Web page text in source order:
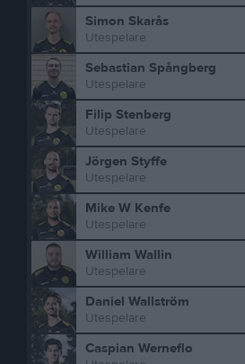
Simon Skarås
Utespelare
Sebastian Spångberg
Utespelare
Filip Stenberg
Utespelare
Jörgen Styffe
Utespelare
Mike W Kenfe
Utespelare
William Wallin
Utespelare
Daniel Wallström
Utespelare
Caspian Werneflo